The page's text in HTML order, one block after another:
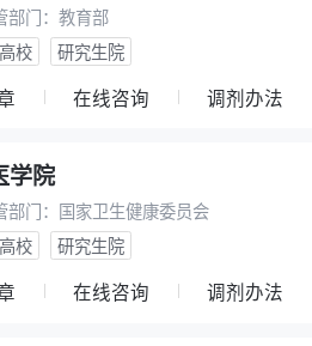
部门： 教育部
校
研究生院
在线咨询 调剂办法
学院
部门： 国家卫生健康委员会
校
研究生院
在线咨询 调剂办法